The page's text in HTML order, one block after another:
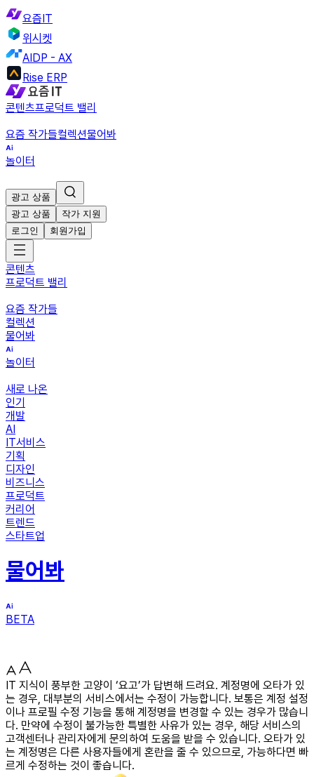
요즘IT
위시켓
AIDP - AX
Rise ERP
콘텐츠프로덕트 밸리
요즘 작가들컬렉션물어봐
놀이터
광고 상품
광고 상품
작가 지원
로그인
회원가입
콘텐츠
프로덕트 밸리
요즘 작가들
컬렉션
물어봐
놀이터
새로 나온
인기
개발
AI
IT서비스
기획
디자인
비즈니스
프로덕트
커리어
트렌드
스타트업
물어봐
BETA
IT 지식이 풍부한 고양이 ‘요고’가 답변해 드려요. 계정명에 오타가 있
는 경우, 대부분의 서비스에서는 수정이 가능합니다. 보통은 계정 설정
이나 프로필 수정 기능을 통해 계정명을 변경할 수 있는 경우가 많습니
다. 만약에 수정이 불가능한 특별한 사유가 있는 경우, 해당 서비스의
고객센터나 관리자에게 문의하여 도움을 받을 수 있습니다. 오타가 있
는 계정명은 다른 사용자들에게 혼란을 줄 수 있으므로, 가능하다면 빠
르게 수정하는 것이 좋습니다.